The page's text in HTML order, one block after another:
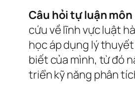
Câu hỏi tự luận
cứu về lĩnh vực luật
học áp dụng lý
biết của mình, từ đó
triển kỹ năng phân